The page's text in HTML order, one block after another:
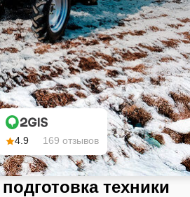
4.9 169 отзывов
техники